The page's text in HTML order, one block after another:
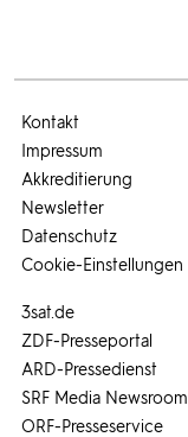
3sat.de
ZDF-Presseportal
ARD-Pressedienst
SRF Media Newsroom
ORF-Presseservice
Kontakt
Impressum
Akkreditierung
Newsletter
Datenschutz
Cookie-Einstellungen